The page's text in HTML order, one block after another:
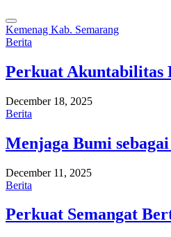
Kemenag Kab. Semarang
Berita
Perkuat Akuntabilitas
December 18, 2025
Berita
Menjaga Bumi
December 11, 2025
Berita
Perkuat Semangat